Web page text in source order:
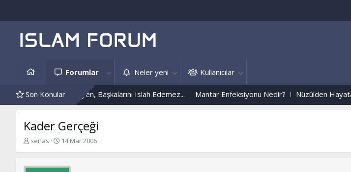
Forumlar Neler yeni Kullanıcılar
Son Konular
Kendini Islah Etmeyen, Başkalarını Islah Edemez... Mantar Enfeksiyonu Nedir? Nüzûlden Hayata...
Kader Gerçeği
K
b
senas
B
l
14 Mar 2006